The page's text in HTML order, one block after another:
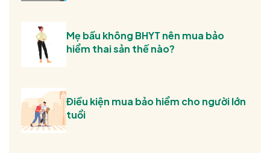
Mẹ bầu không BHYT nên mua bảo
hiểm thai sản thế nào?
Điều kiện mua bảo hiểm cho người lớn
tuổi